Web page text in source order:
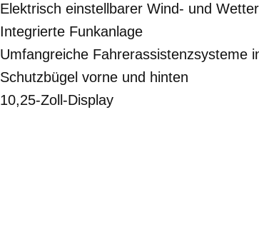
Elektrisch einstellbarer Wind- und
Integrierte Funkanlage
Umfangreiche Fahrerassistenzsysteme
Schutzbügel vorne und hinten
10,25-Zoll-Display